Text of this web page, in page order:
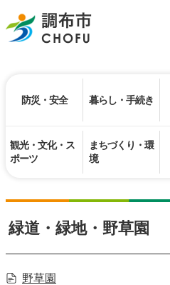
調布市
防災・安全 暮らし・手続き
観光・文化・ス
ポーツ
まちづくり・環
境
緑道・緑地・野草園
野草園